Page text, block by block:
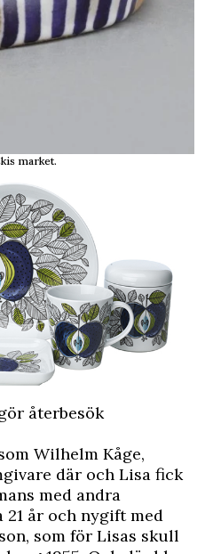
market.
återbesök
Wilhelm Kåge,
där och Lisa fick
med andra
21 år och nygift med
som för Lisas skull